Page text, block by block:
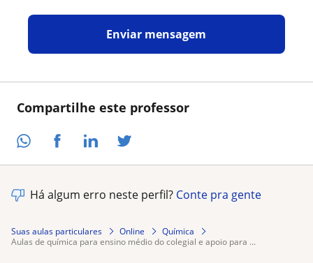
Compartilhe este professor
Enviar mensagem
Há algum erro neste perfil? Conte pra gente
Suas aulas particulares Online
Química
aulas de química para ensino médio do colegial e apoio para ...